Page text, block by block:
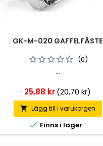
GK-M-020 GAFFELFÄSTE
(0)
...
Pris
25,88 kr(20,70 kr)
 Lägg till i varukorgen
 Finns i lager